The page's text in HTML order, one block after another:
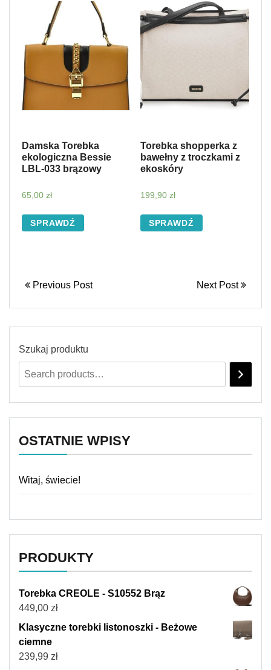
Damska Torebka
ekologiczna Bessie
LBL-033 brązowy
65,00 zł
SPRAWDŹ
Torebka shopperka z
bawełny z troczkami z
ekoskóry
199,90 zł
SPRAWDŹ
Previous Post Next Post
Szukaj produktu
OSTATNIE WPISY
Witaj, świecie!
PRODUKTY
Torebka CREOLE - S10552 Brąz
449,00 zł
Klasyczne torebki listonoszki - Beżowe
ciemne
239,99 zł